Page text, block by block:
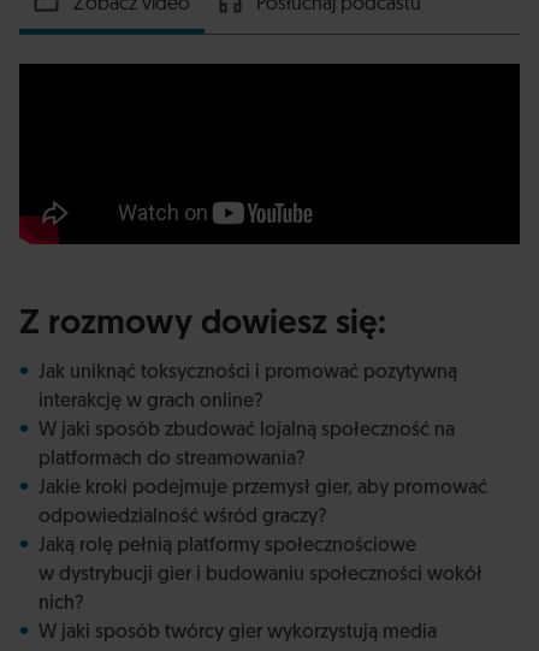
Zobacz video Posłuchaj podcastu
Z rozmowy dowiesz się:
Jak uniknąć toksyczności i promować pozytywną
interakcję w grach online?
W jaki sposób zbudować lojalną społeczność na
platformach do streamowania?
Jakie kroki podejmuje przemysł gier, aby promować
odpowiedzialność wśród graczy?
Jaką rolę pełnią platformy społecznościowe
w dystrybucji gier i budowaniu społeczności wokół
nich?
W jaki sposób twórcy gier wykorzystują media